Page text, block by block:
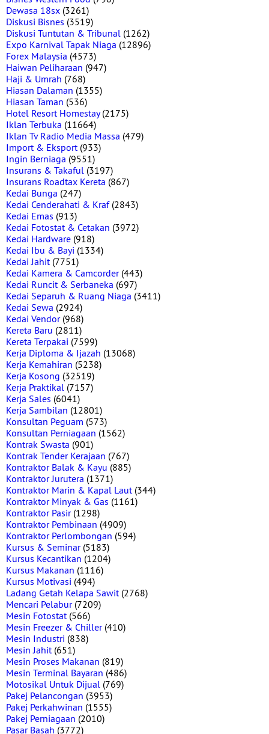
Dewasa 18sx (3261)
Diskusi Bisnes (3519)
Diskusi Tuntutan & Tribunal (1262)
Expo Karnival Tapak Niaga (12896)
Forex Malaysia (4573)
Haiwan Peliharaan (947)
Haji & Umrah (768)
Hiasan Dalaman (1355)
Hiasan Taman (536)
Hotel Resort Homestay(2175)
Iklan Terbuka (11664)
Iklan Tv Radio Media Massa (479)
Import & Eksport(933)
Ingin Berniaga (9551)
Insurans & Takaful (3197)
Insurans Roadtax Kereta (867)
Kedai Bunga (247)
Kedai Cenderahati & Kraf(2843)
Kedai Emas (913)
Kedai Fotostat & Cetakan (3972)
Kedai Hardware (918)
Kedai Ibu & Bayi (1334)
Kedai Jahit(7751)
Kedai Kamera & Camcorder(443)
Kedai Runcit & Serbaneka (697)
Kedai Separuh & Ruang Niaga (3411)
Kedai Sewa (2924)
Kedai Vendor(968)
Kereta Baru (2811)
Kereta Terpakai (7599)
Kerja Diploma & Ijazah (13068)
Kerja Kemahiran (5238)
Kerja Kosong (32519)
Kerja Praktikal (7157)
Kerja Sales (6041)
Kerja Sambilan (12801)
Konsultan Peguam (573)
Konsultan Perniagaan (1562)
Kontrak Swasta (901)
Kontrak Tender Kerajaan (767)
Kontraktor Balak & Kayu (885)
Kontraktor Jurutera (1371)
Kontraktor Marin & Kapal Laut(344)
Kontraktor Minyak & Gas (1161)
Kontraktor Pasir(1298)
Kontraktor Pembinaan (4909)
Kontraktor Perlombongan (594)
Kursus & Seminar(5183)
Kursus Kecantikan (1204)
Kursus Makanan (1116)
Kursus Motivasi (494)
Ladang Getah Kelapa Sawit(2768)
Mencari Pelabur(7209)
Mesin Fotostat(566)
Mesin Freezer & Chiller(410)
Mesin Industri (838)
Mesin Jahit(651)
Mesin Proses Makanan (819)
Mesin Terminal Bayaran (486)
Motosikal Untuk Dijual (769)
Pakej Pelancongan (3953)
Pakej Perkahwinan (1555)
Pakej Perniagaan (2010)
Pasar Basah (3772)